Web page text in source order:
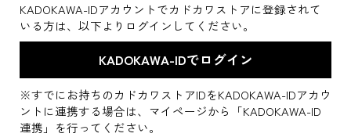
KADOKAWA-IDアカウントでカドカワストアに登録されて
いる方は、以下よりログインしてください。
※すでにお持ちのカドカワストアIDをKADOKAWA-IDアカウ
ントに連携する場合は、マイページから「KADOKAWA-ID
連携」を行ってください。